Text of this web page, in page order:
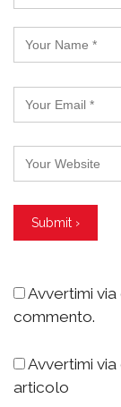
Avvertimi
commento.
Avvertimi
articolo